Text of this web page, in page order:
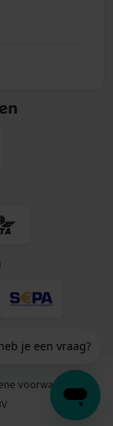
voorwaarden